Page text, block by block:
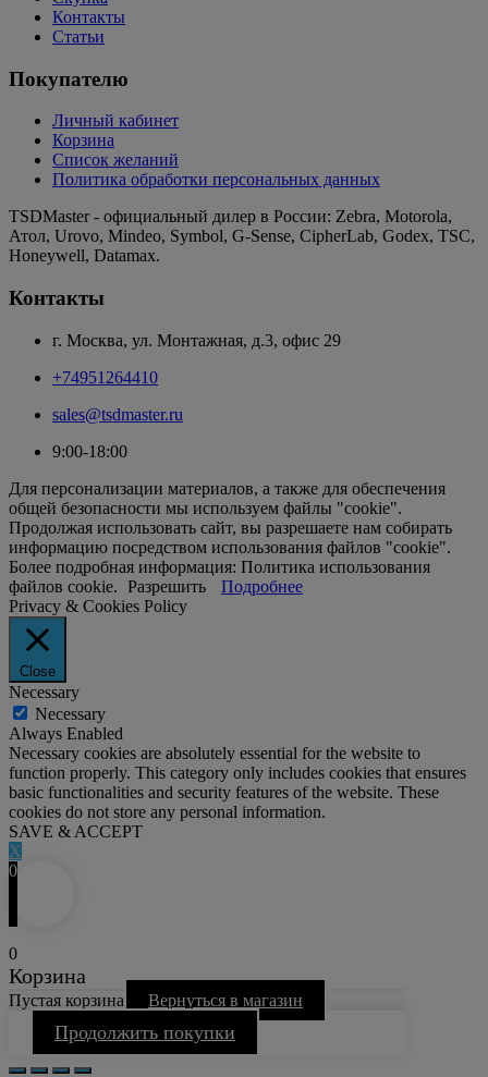
Контакты
Статьи
Покупателю
Личный кабинет
Корзина
Список желаний
Политика обработки персональных данных
TSDMaster - официальный дилер в России: Zebra, Motorola,
Атол, Urovo, Mindeo, Symbol, G-Sense, CipherLab, Godex, TSC,
Honeywell, Datamax.
Контакты
г. Москва, ул. Монтажная, д.3, офис 29
+74951264410
sales@tsdmaster.ru
9:00-18:00
Для персонализации материалов, а также для обеспечения
общей безопасности мы используем файлы "cookie".
Продолжая использовать сайт, вы разрешаете нам собирать
информацию посредством использования файлов "cookie".
Более подробная информация: Политика использования
файлов cookie. Разрешить
Подробнее
Privacy & Cookies Policy
Close
Necessary
Necessary
Always Enabled
Necessary cookies are absolutely essential for the website to
function properly. This category only includes cookies that ensures
basic functionalities and security features of the website. These
cookies do not store any personal information.
SAVE & ACCEPT
X
0
0
Корзина
Пустая корзина Вернуться в магазин
Продолжить покупки